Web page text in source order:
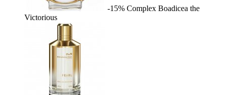
-15% Complex Boadicea the
Victorious